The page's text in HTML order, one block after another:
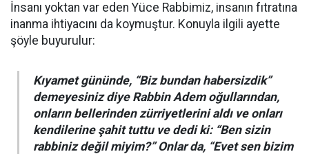
İnsanı yoktan var eden Yüce Rabbimiz, insanın fıtratına
inanma ihtiyacını da koymuştur. Konuyla ilgili ayette
şöyle buyurulur:
Kıyamet gününde, “Biz bundan habersizdik”
demeyesiniz diye Rabbin Adem oğullarından,
onların bellerinden zürriyetlerini aldı ve onları
kendilerine şahit tuttu ve dedi ki: “Ben sizin
rabbiniz değil miyim?” Onlar da, “Evet sen bizim